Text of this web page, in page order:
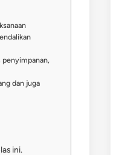
penyimpanan,
dan juga
ini.